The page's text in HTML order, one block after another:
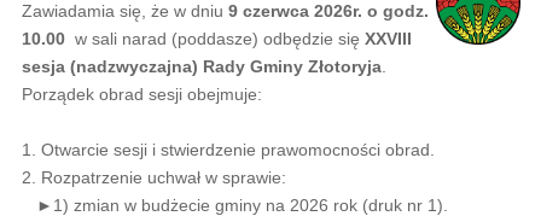
Zawiadamia się, że w dniu 9 czerwca 2026r. o godz.
10.00 w sali narad (poddasze) odbędzie się XXVIII
sesja (nadzwyczajna) Rady Gminy Złotoryja.
Porządek obrad sesji obejmuje:
1. Otwarcie sesji i stwierdzenie prawomocności obrad.
2. Rozpatrzenie uchwał w sprawie:
►1) zmian w budżecie gminy na 2026 rok (druk nr 1).